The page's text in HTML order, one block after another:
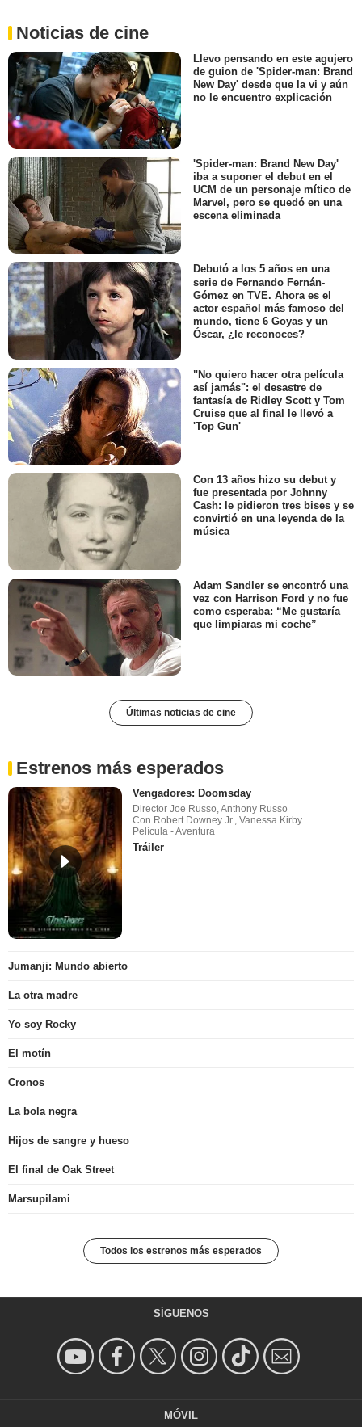
Noticias de cine
Llevo pensando en este agujero
de guion de 'Spider-man: Brand
New Day' desde que la vi y aún
no le encuentro explicación
'Spider-man: Brand New Day'
iba a suponer el debut en el
UCM de un personaje mítico de
Marvel, pero se quedó en una
escena eliminada
Debutó a los 5 años en una
serie de Fernando Fernán-
Gómez en TVE. Ahora es el
actor español más famoso del
mundo, tiene 6 Goyas y un
Óscar, ¿le reconoces?
"No quiero hacer otra película
así jamás": el desastre de
fantasía de Ridley Scott y Tom
Cruise que al final le llevó a
'Top Gun'
Con 13 años hizo su debut y
fue presentada por Johnny
Cash: le pidieron tres bises y se
convirtió en una leyenda de la
música
Adam Sandler se encontró una
vez con Harrison Ford y no fue
como esperaba: “Me gustaría
que limpiaras mi coche”
Últimas noticias de cine
Estrenos más esperados
Vengadores: Doomsday
Director Joe Russo, Anthony Russo
Con Robert Downey Jr., Vanessa Kirby
Película - Aventura
Tráiler
Jumanji: Mundo abierto
La otra madre
Yo soy Rocky
El motín
Cronos
La bola negra
Hijos de sangre y hueso
El final de Oak Street
Marsupilami
Todos los estrenos más esperados
SÍGUENOS
MÓVIL